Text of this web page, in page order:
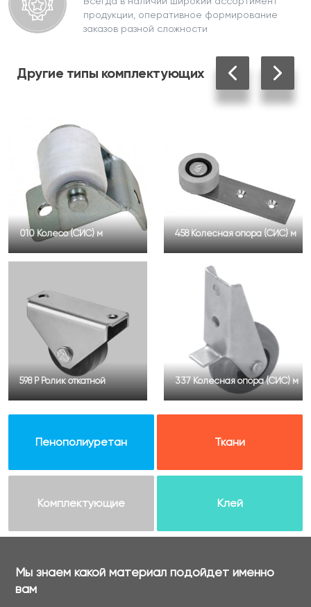
продукции, оперативное формирование
заказов разной сложности
Другие типы комплектующих
010 Колесо (СИС) м
598 Р Ролик откатной
458 Колесная опора (СИС) м
337 Колесная опора (СИС) м
Пенополиуретан Ткани
Комплектующие Клей
Мы знаем какой материал подойдет именно
вам